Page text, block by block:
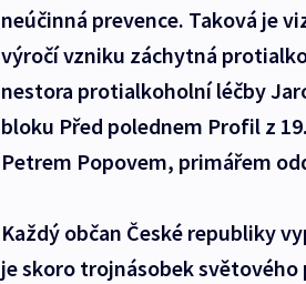
neúčinná prevence. Taková je
výročí vzniku záchytná
nestora protialkoholní léčby
bloku Před polednem Profil z
Petrem Popovem, primářem
Každý občan České republiky
je skoro trojnásobek